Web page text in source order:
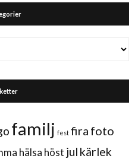
familj fest fira foto
hälsa höst jul kärlek